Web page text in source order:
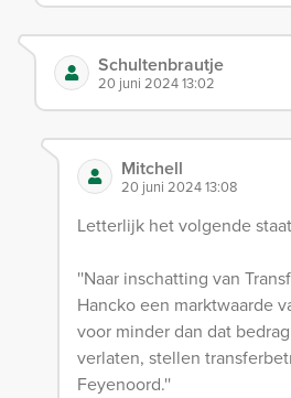
Schultenbrautje
20 juni 2024 13:02
Mitchell
20 juni 2024 13:08
Letterlijk het volgende
''Naar inschatting van
Hancko een marktwaarde
voor minder dan dat
verlaten, stellen
Feyenoord.''